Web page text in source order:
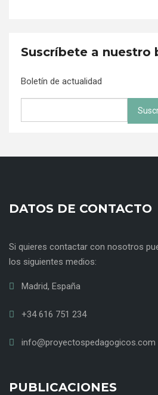
Suscríbete a nuestro
Boletín de actualidad
DATOS DE CONTACTO
Si quieres contactar con nosotros
los siguientes medios:
Madrid, España
+34 616 751 234
info@proyectospedagogicos.com
PUBLICACIONES